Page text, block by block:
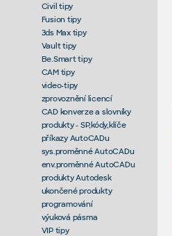
Civil tipy
Fusion tipy
3ds Max tipy
Vault tipy
Be.Smart tipy
CAM tipy
video-tipy
zprovoznění licencí
CAD konverze a slovníky
produkty - SP,kódy,klíče
příkazy AutoCADu
sys.proměnné AutoCADu
env.proměnné AutoCADu
produkty Autodesk
ukončené produkty
programování
výuková pásma
VIP tipy